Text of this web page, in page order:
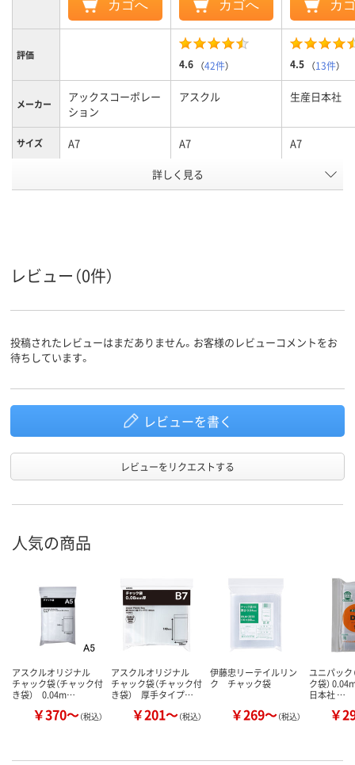
カゴへ カゴへ カ
評価
4.6 （42件） 4.5 （13件）
メーカー
アックスコーポレー
ション
アスクル 生産日本社
サイズ A7 A7 A7
ポリエチレン、
LDPE（ツルツルタイ
低密度ポリ
ン、LDPE（ツ
商品環境
詳しく見る
レビュー（0件）
投稿されたレビューはまだありません。お客様のレビューコメントをお
待ちしています。
レビューを書く
レビューをリクエストする
人気の商品
アスクルオリジナル
チャック袋（チャック付
き袋） 0.04m…
￥370～（税込）
アスクルオリジナル
チャック袋（チャック付
き袋） 厚手タイプ…
￥201～（税込）
伊藤忠リーテイルリン
ク チャック袋
￥269～（税込）
ユニパック
ク袋）
日本社 …
￥